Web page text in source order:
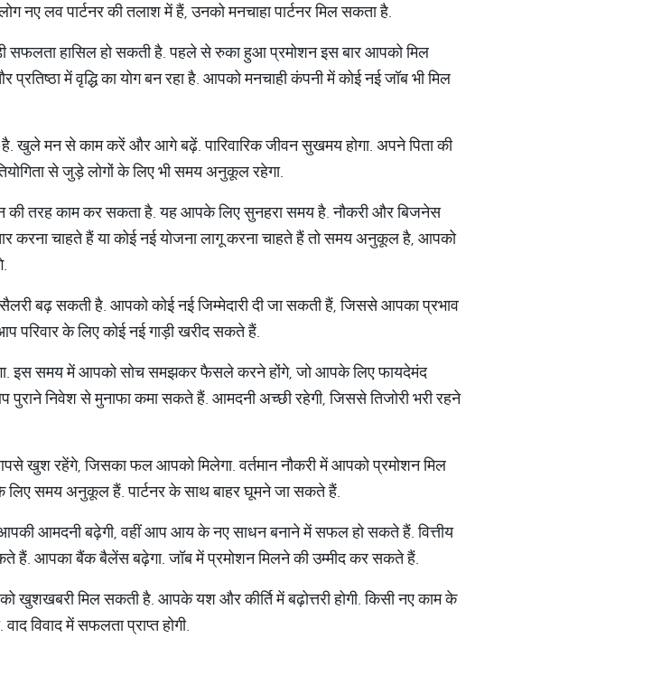
लव पार्टनर की तलाश में हैं, उनको मनचाहा पार्टनर मिल सकता है.
सफलता हासिल हो सकती है. पहले से रुका हुआ प्रमोशन इस बार आपको मिल
में वृद्धि का योग बन रहा है. आपको मनचाही कंपनी में कोई नई जॉब भी मिल
खुले मन से काम करें और आगे बढ़ें. पारिवारिक जीवन सुखमय होगा. अपने पिता की
से जुड़े लोगों के लिए भी समय अनुकूल रहेगा.
की तरह काम कर सकता है. यह आपके लिए सुनहरा समय है. नौकरी और बिजनेस
करना चाहते हैं या कोई नई योजना लागू करना चाहते हैं तो समय अनुकूल है, आपको
बढ़ सकती है. आपको कोई नई जिम्मेदारी दी जा सकती हैं, जिससे आपका प्रभाव
परिवार के लिए कोई नई गाड़ी खरीद सकते हैं.
इस समय में आपको सोच समझकर फैसले करने होंगे, जो आपके लिए फायदेमंद
निवेश से मुनाफा कमा सकते हैं. आमदनी अच्छी रहेगी, जिससे तिजोरी भरी रहने
खुश रहेंगे, जिसका फल आपको मिलेगा. वर्तमान नौकरी में आपको प्रमोशन मिल
लिए समय अनुकूल हैं. पार्टनर के साथ बाहर घूमने जा सकते हैं.
आपकी आमदनी बढ़ेगी, वहीं आप आय के नए साधन बनाने में सफल हो सकते हैं. वित्तीय
आपका बैंक बैलेंस बढ़ेगा. जॉब में प्रमोशन मिलने की उम्मीद कर सकते हैं.
खुशखबरी मिल सकती है. आपके यश और कीर्ति में बढ़ोत्तरी होगी. किसी नए काम के
विवाद में सफलता प्राप्त होगी.